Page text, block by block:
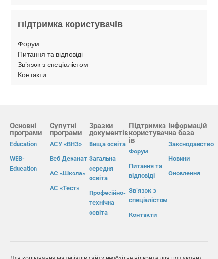
Підтримка користувачів
Форум
Питання та відповіді
Зв’язок з спеціалістом
Контакти
Основні
програми
Education
WEB-
Education
Супутні
програми
АСУ «ВНЗ»
Веб Деканат
АС «Школа»
АС «Тест»
Зразки
документів
Вища освіта
Загальна
середня
освіта
Професійно-
технічна
освіта
Підтримка
користувач
ів
Форум
Питання та
відповіді
Зв’язок з
спеціалістом
Контакти
Інформацій
на база
Законодавство
Новини
Оновлення